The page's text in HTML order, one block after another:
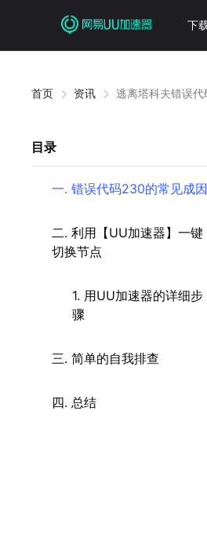
下
首页 资讯 逃离塔科夫错误
目录
一. 错误代码230的常见成因
二. 利用【UU加速器】一键
切换节点
1. 用UU加速器的详细步
骤
三. 简单的自我排查
四. 总结